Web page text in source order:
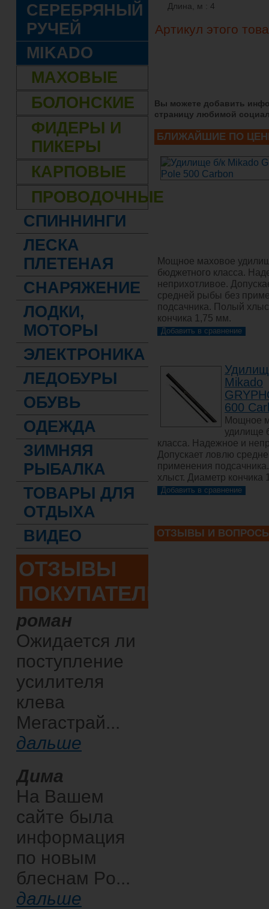
СЕРЕБРЯНЫЙ
РУЧЕЙ
MIKADO
МАХОВЫЕ
БОЛОНСКИЕ
ФИДЕРЫ И
ПИКЕРЫ
КАРПОВЫЕ
ПРОВОДОЧНЫЕ
СПИННИНГИ
ЛЕСКА
ПЛЕТЕНАЯ
СНАРЯЖЕНИЕ
ЛОДКИ,
МОТОРЫ
ЭЛЕКТРОНИКА
ЛЕДОБУРЫ
ОБУВЬ
ОДЕЖДА
ЗИМНЯЯ
РЫБАЛКА
ТОВАРЫ ДЛЯ
ОТДЫХА
ВИДЕО
ОТЗЫВЫ
ПОКУПАТЕЛЕЙ
роман
Ожидается ли
поступление
усилителя
клева
Мегастрай...
дальше
Дима
На Вашем
сайте была
информация
по новым
блеснам Po...
дальше
Длина, м : 4
Артикул этого
Вы можете добавить
страницу любимой
БЛИЖАЙШИЕ ПО
Мощное маховое
бюджетного класса.
неприхотливое.
средней рыбы без
подсачника. Полый
кончика 1,75 мм.
Mikado
600
Мощное
удилище
класса. Надежное и
Допускает ловлю
применения
хлыст. Диаметр кончика
ОТЗЫВЫ И